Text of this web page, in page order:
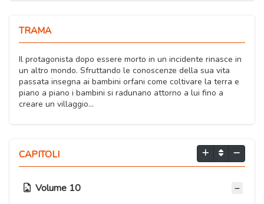
TRAMA
Il protagonista dopo essere morto in un incidente rinasce in
un altro mondo. Sfruttando le conoscenze della sua vita
passata insegna ai bambini orfani come coltivare la terra e
piano a piano i bambini si radunano attorno a lui fino a
creare un villaggio...
CAPITOLI
Volume 10